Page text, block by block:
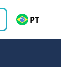
PT